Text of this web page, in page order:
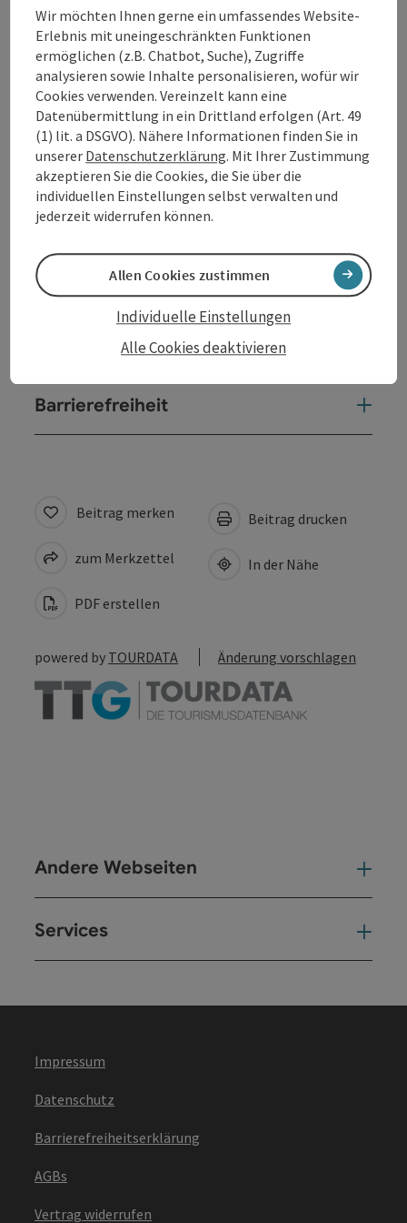
Kontakt
Veranstaltungsort
Anreise/Lage
Preise
Barrierefreiheit
Beitrag merken
zum Merkzettel
PDF erstellen
Beitrag drucken
In der Nähe
powered by TOURDATA Änderung vorschlagen
Andere Webseiten
Services
Impressum
Datenschutz
Barrierefreiheitserklärung
AGBs
Vertrag widerrufen
Wir möchten Ihnen gerne ein umfassendes Website-
Erlebnis mit uneingeschränkten Funktionen
ermöglichen (z.B. Chatbot, Suche), Zugriffe
analysieren sowie Inhalte personalisieren, wofür wir
Cookies verwenden. Vereinzelt kann eine
Datenübermittlung in ein Drittland erfolgen (Art. 49
(1) lit. a DSGVO). Nähere Informationen finden Sie in
unserer Datenschutzerklärung. Mit Ihrer Zustimmung
akzeptieren Sie die Cookies, die Sie über die
individuellen Einstellungen selbst verwalten und
jederzeit widerrufen können.
Alle Cookies deaktivieren
Individuelle Einstellungen
Allen Cookies zustimmen